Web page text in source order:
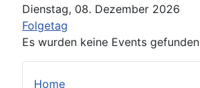
Home
Dienstag, 08. Dezember 2026
Folgetag
Es wurden keine Events gefunden